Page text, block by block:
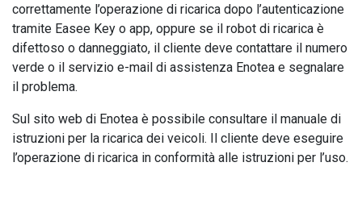
correttamente l’operazione di ricarica dopo l’autenticazione
tramite Easee Key o app, oppure se il robot di ricarica è
difettoso o danneggiato, il cliente deve contattare il numero
verde o il servizio e-mail di assistenza Enotea e segnalare
il problema.
Sul sito web di Enotea è possibile consultare il manuale di
istruzioni per la ricarica dei veicoli. Il cliente deve eseguire
l’operazione di ricarica in conformità alle istruzioni per l’uso.